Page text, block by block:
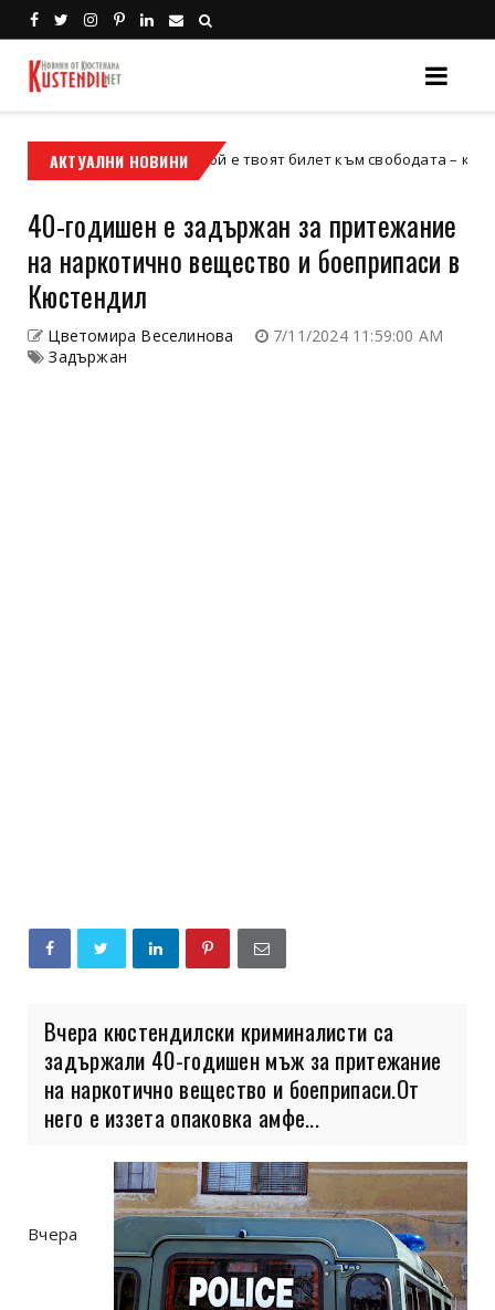
АКТУАЛНИ НОВИНИ
кросов мотор Кой е твоят билет към свободата – кросовият
40-годишен е задържан за притежание
на наркотично вещество и боеприпаси в
Кюстендил
Цветомира Веселинова
7/11/2024 11:59:00 AM
Задържан
Вчера кюстендилски криминалисти са
задържали 40-годишен мъж за притежание
на наркотично вещество и боеприпаси.От
него е иззета опаковка амфе...
Вчера